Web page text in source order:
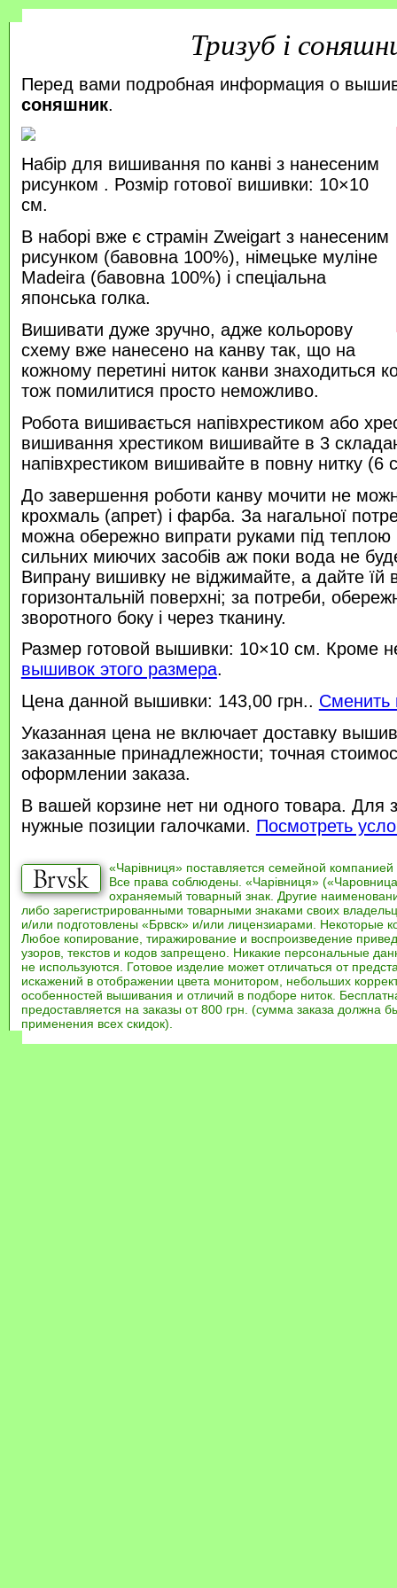
Тризуб і
Перед вами подробная информация о
соняшник.
Набір для вишивання по канві з нанесеним
рисунком . Розмір готової вишивки: 10×10
см.
В наборі вже є страмін Zweigart з нанесеним
рисунком (бавовна 100%), німецьке муліне
Madeira (бавовна 100%) і спеціальна
японська голка.
Вишивати дуже зручно, адже кольорову
схему вже нанесено на канву так, що на
кожному перетині ниток канви знаходиться
тож помилитися просто неможливо.
Робота вишивається напівхрестиком або
вишивання хрестиком вишивайте в 3
напівхрестиком вишивайте в повну нитку (6
До завершення роботи канву мочити не
крохмаль (апрет) і фарба. За нагальної
можна обережно випрати руками під
сильних миючих засобів аж поки вода не
Випрану вишивку не віджимайте, а дайте їй
горизонтальній поверхні; за потреби,
зворотного боку і через тканину.
Размер готовой вышивки: 10×10 см. Кроме
вышивок этого размера.
Цена данной вышивки: 143,00 грн.. Сменить
Указанная цена не включает доставку
заказанные принадлежности; точная
оформлении заказа.
В вашей корзине нет ни одного товара. Для
нужные позиции галочками. Посмотреть
«Чарівниця» поставляется семейной компанией
Все права соблюдены. «Чарівниця»
охраняемый товарный знак. Другие
либо зарегистрированными товарными знаками своих
и/или подготовлены «Брвск» и/или лицензиарами. Некоторые
Любое копирование, тиражирование и воспроизведение
узоров, текстов и кодов запрещено. Никакие персональные
не используются. Готовое изделие может отличаться от
искажений в отображении цвета монитором, небольших
особенностей вышивания и отличий в подборе ниток.
предоставляется на заказы от 800 грн. (сумма заказа должна
применения всех скидок).